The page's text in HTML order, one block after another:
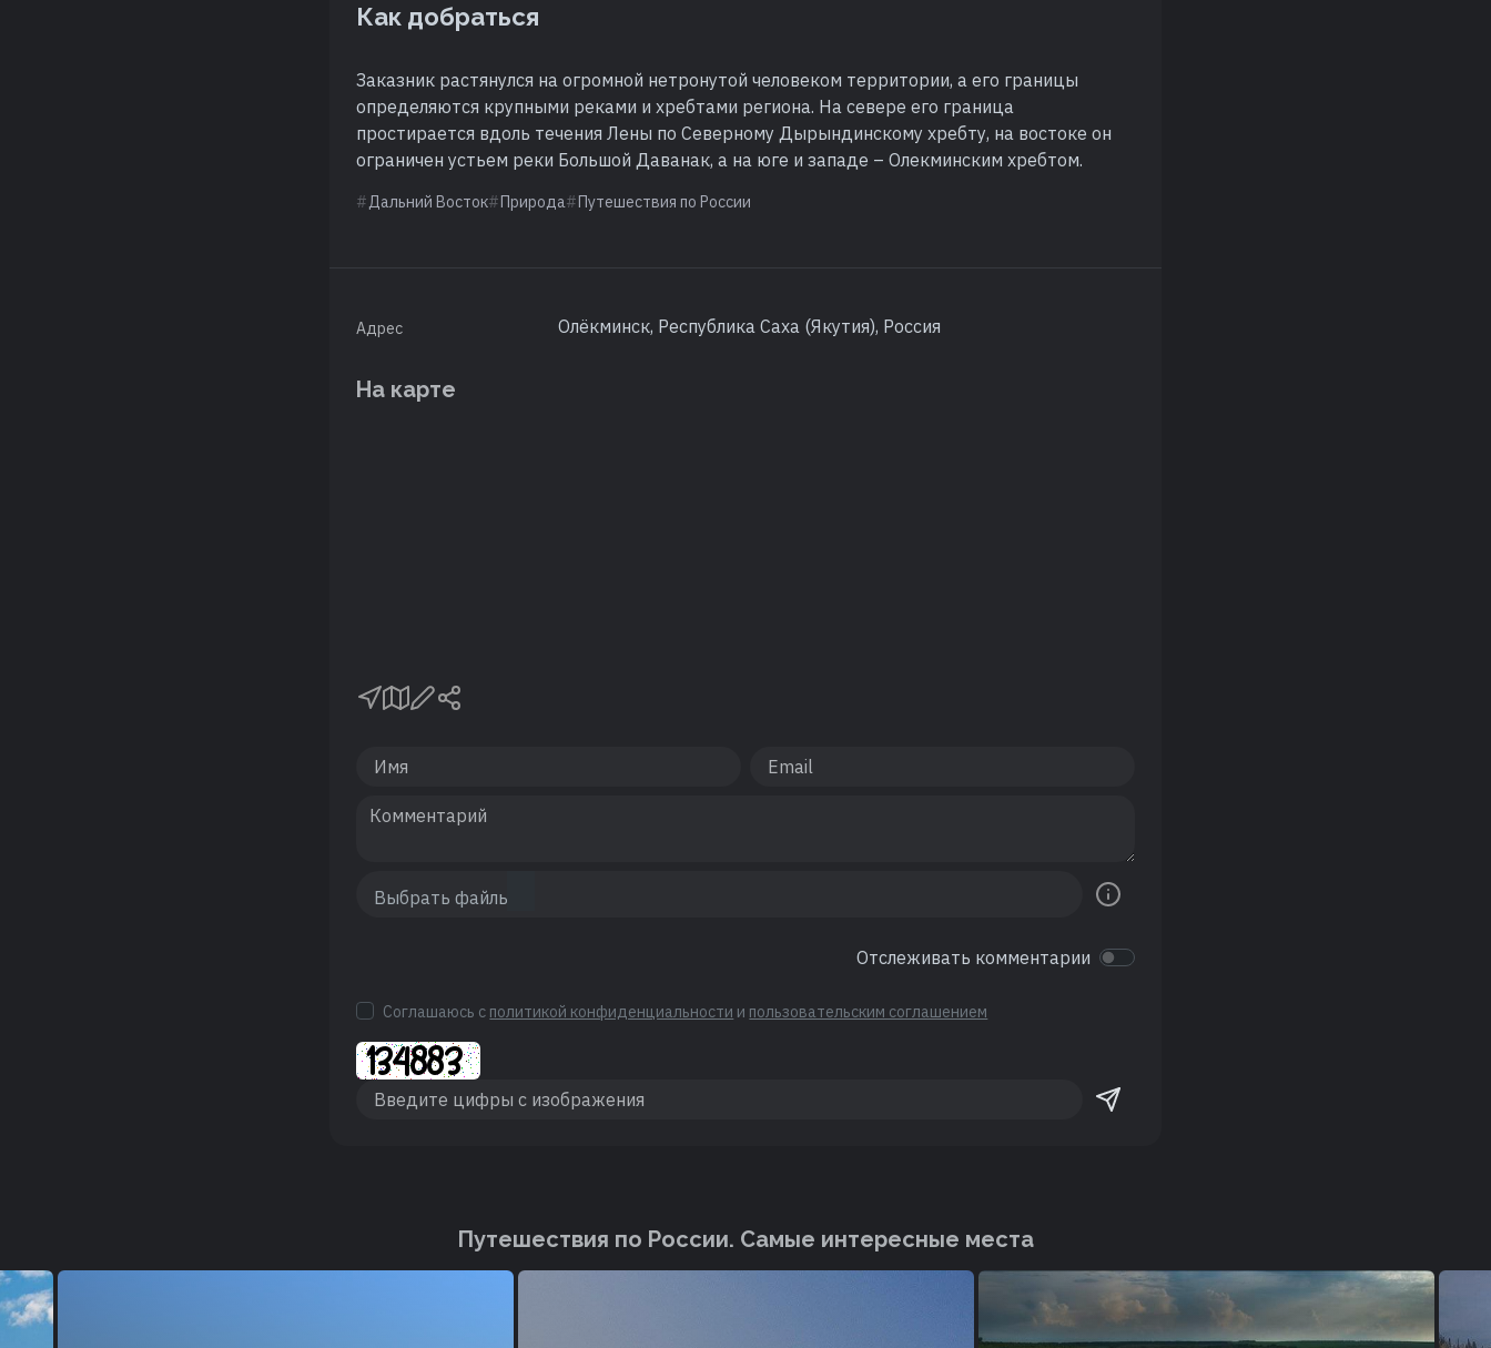
Как добраться
Заказник растянулся на огромной нетронутой человеком территории, а его границы
определяются крупными реками и хребтами региона. На севере его граница
простирается вдоль течения Лены по Северному Дырындинскому хребту, на востоке он
ограничен устьем реки Большой Даванак, а на юге и западе – Олекминским хребтом.
Дальний Восток Природа Путешествия по России
Адрес Олёкминск, Республика Саха (Якутия), Россия
На карте
Отслеживать комментарии
Соглашаюсь с политикой конфиденциальности и пользовательским соглашением
Путешествия по России. Cамые интересные места